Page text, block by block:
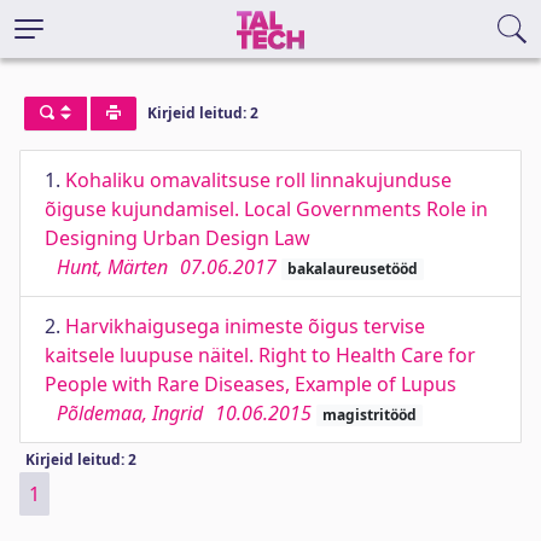
Kirjeid leitud: 2
1. Kohaliku omavalitsuse roll linnakujunduse
õiguse kujundamisel. Local Governments Role in
Designing Urban Design Law
Hunt, Märten 07.06.2017 bakalaureusetööd
2. Harvikhaigusega inimeste õigus tervise
kaitsele luupuse näitel. Right to Health Care for
People with Rare Diseases, Example of Lupus
Põldemaa, Ingrid 10.06.2015 magistritööd
Kirjeid leitud: 2
1